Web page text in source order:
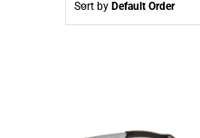
Sort by Default Order